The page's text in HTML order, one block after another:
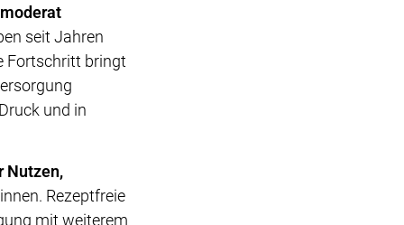
moderat
seit Jahren
Fortschritt bringt
und in
Nutzen,
Rezeptfreie
mit weiterem